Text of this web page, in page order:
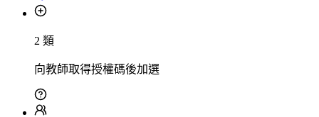
2 類
向教師取得授權碼後加選